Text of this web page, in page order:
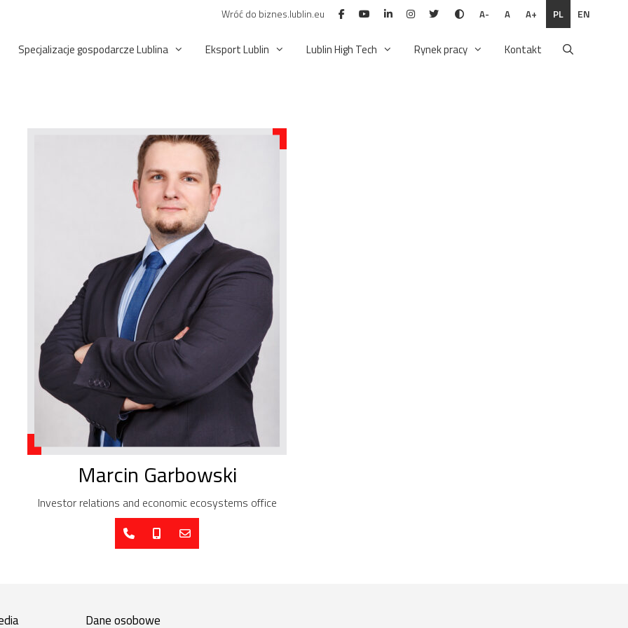
Wróć do biznes.lublin.eu A- A A+ PL EN
Specjalizacje gospodarcze Lublina Eksport Lublin Lublin High Tech Rynek pracy Kontakt
Marcin Garbowski
Investor relations and economic ecosystems office
Dane osobowe